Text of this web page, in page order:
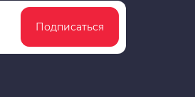
Подписаться